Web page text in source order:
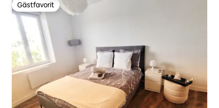
Gästfavorit
Gästfavorit